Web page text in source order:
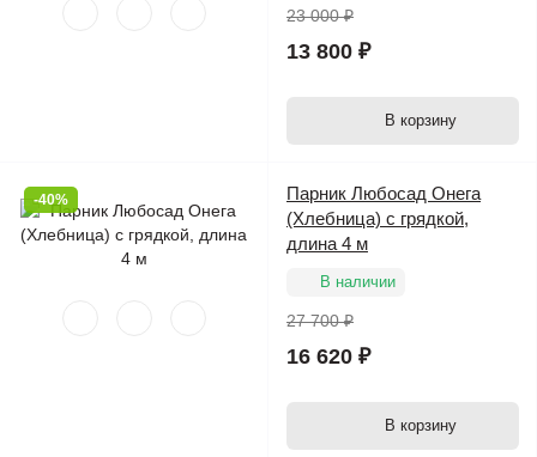
23 000 ₽
13 800 ₽
В корзину
-40%
Парник Любосад Онега
(Хлебница) с грядкой,
длина 4 м
В наличии
27 700 ₽
16 620 ₽
В корзину